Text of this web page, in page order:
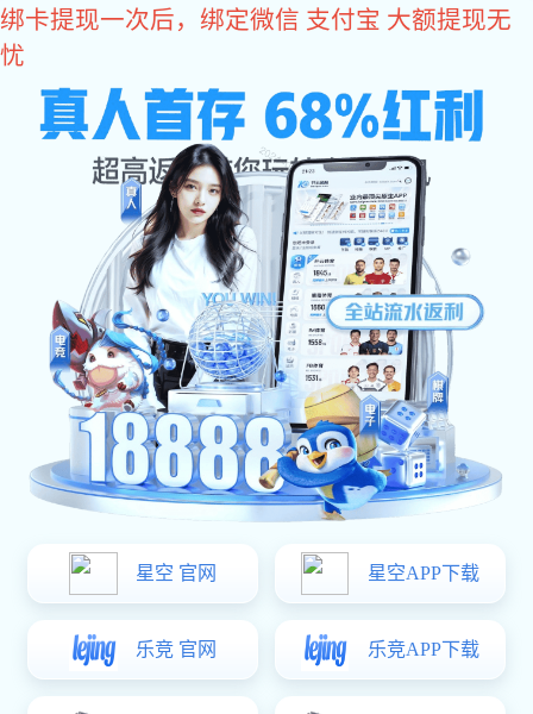
亿万28
亿万28 产品中心 LED封装
照明
OR-PL2835W(Yellow light）
OR-PL2835W(Yellow light）